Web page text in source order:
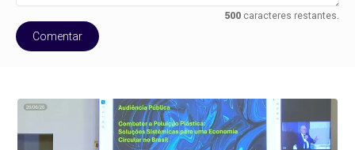
500caracteres restantes.
Comentar